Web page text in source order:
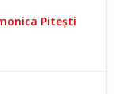
Pitești